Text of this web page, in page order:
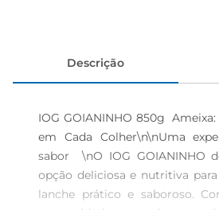
Descrição
IOG GOIANINHO 850g
em Cada Colher\n\nUma
sabor  \nO IOG GOIANINHO
opção deliciosa e nutritiva
lanche prático e saboroso.